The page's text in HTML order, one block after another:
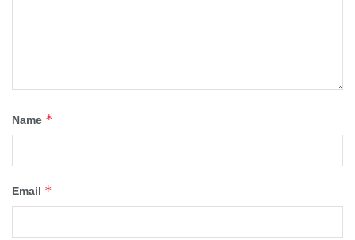
Name *
Email *